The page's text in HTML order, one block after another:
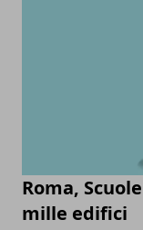
Roma,
mille edifici